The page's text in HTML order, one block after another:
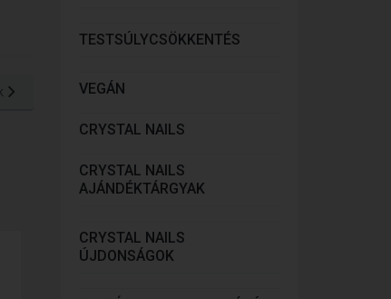
TESTSÚLYCSÖKKENTÉS
VEGÁN
CRYSTAL NAILS
CRYSTAL NAILS
AJÁNDÉKTÁRGYAK
CRYSTAL NAILS
ÚJDONSÁGOK